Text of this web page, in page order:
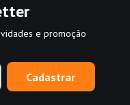
e promoção
Cadastrar